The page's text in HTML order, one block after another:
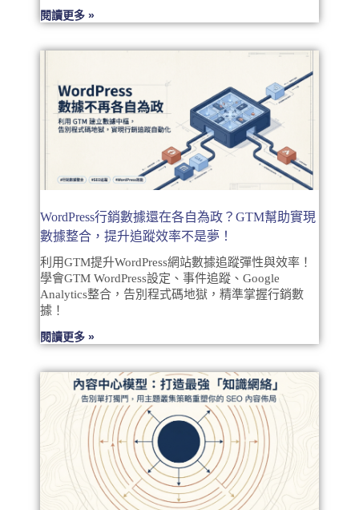
閱讀更多 »
WordPress行銷數據還在各自為政？GTM幫助實現
數據整合，提升追蹤效率不是夢！
利用GTM提升WordPress網站數據追蹤彈性與效率！
學會GTM WordPress設定、事件追蹤、Google
Analytics整合，告別程式碼地獄，精準掌握行銷數
據！
閱讀更多 »